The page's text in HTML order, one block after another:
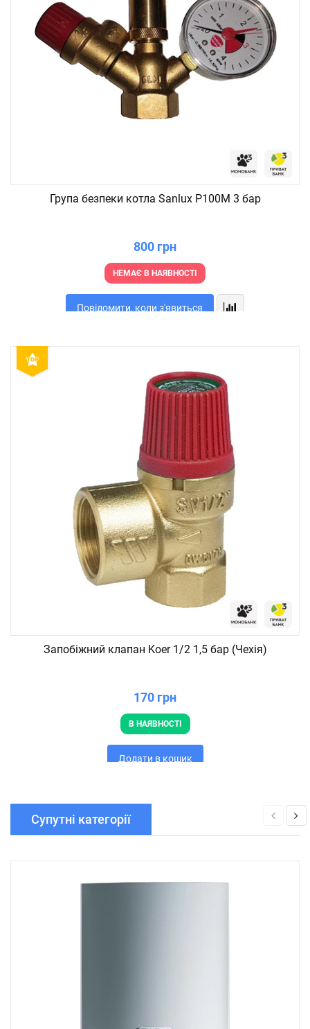
Група безпеки котла Sanlux P100M 3 бар
800 грн
НЕМАЄ В НАЯВНОСТІ
Повідомити, коли з'явиться
Запобіжний клапан Koer 1/2 1,5 бар (Чехія)
170 грн
В НАЯВНОСТІ
Додати в кошик
Супутні категорії